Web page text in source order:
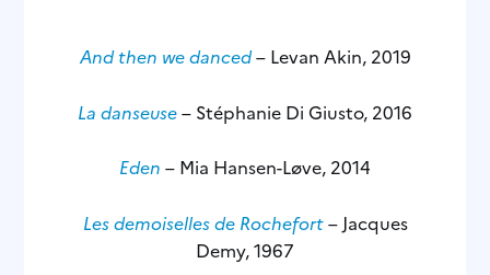
And then we danced– Levan Akin, 2019
La danseuse– Stéphanie Di Giusto, 2016
Eden – Mia Hansen-Løve, 2014
Les demoiselles de Rochefort– Jacques
Demy, 1967